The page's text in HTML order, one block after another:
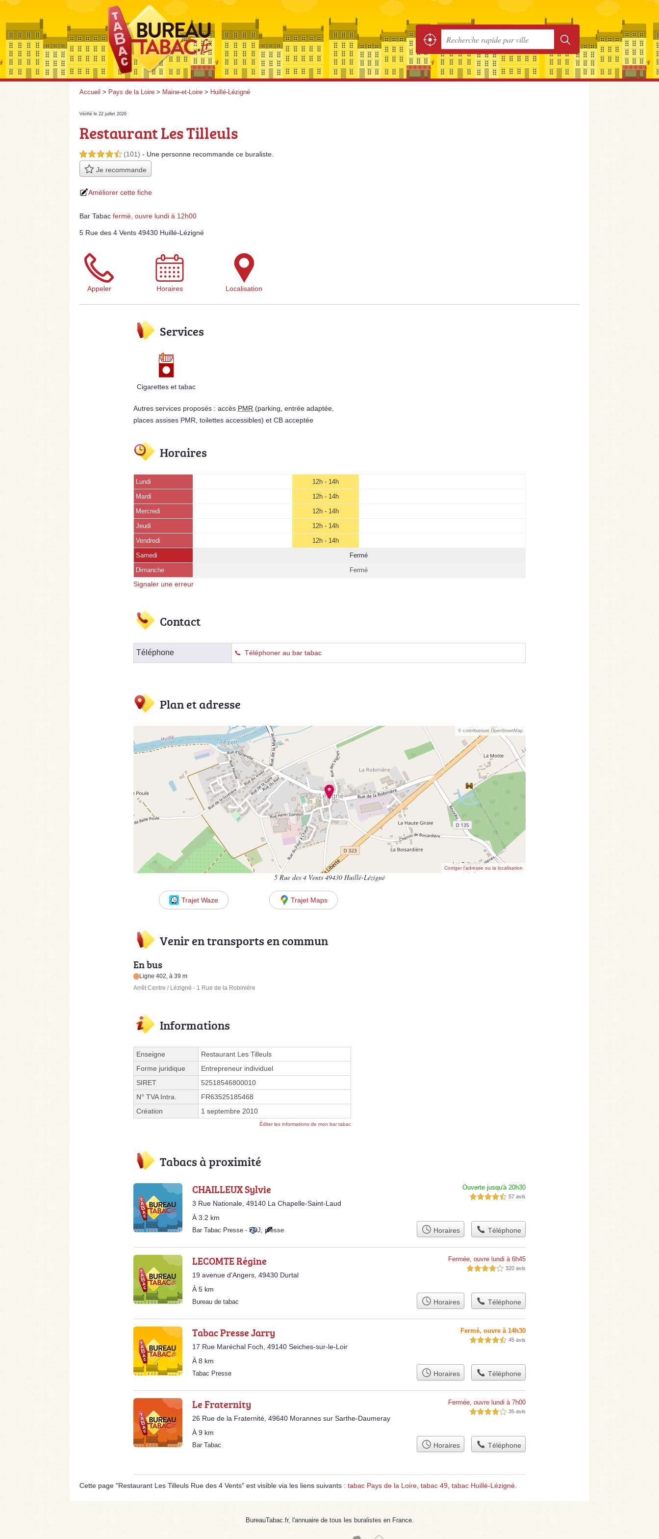
Accueil > Pays de la Loire > Maine-et-Loire > Huillé-Lézigné
Vérifié le 22 juillet 2026
Restaurant Les Tilleuls
4,5 étoiles sur 5 (101) - Une personne recommande ce buraliste.
Je recommande
Améliorer cette fiche
Bar Tabac fermé, ouvre lundi à 12h00
5 Rue des 4 Vents 49430 Huillé-Lézigné
Appeler Horaires Localisation
Services
Cigarettes et tabac
Autres services proposés : accès PMR (parking, entrée adaptée,
places assises PMR, toilettes accessibles) et CB acceptée
Horaires
Lundi 12h - 14h
Mardi 12h - 14h
Mercredi 12h - 14h
Jeudi 12h - 14h
Vendredi 12h - 14h
Samedi Fermé
Dimanche Fermé
Signaler une erreur
Contact
Téléphone Téléphoner au bar tabac
Plan et adresse
© contributeurs OpenStreetMap
Corriger l’adresse ou la localisation
5 Rue des 4 Vents 49430 Huillé-Lézigné
Trajet Waze Trajet Maps
Venir en transports en commun
En bus
Ligne 402, à 39 m
Arrêt Centre / Lézigné - 1 Rue de la Robinière
Informations
Enseigne
Restaurant Les Tilleuls
Forme juridique
Entrepreneur individuel
SIRET
52518546800010
N° TVA Intra.
FR63525185468
Création
1 septembre 2010
Éditer les informations de mon bar tabac
Tabacs à proximité
CHAILLEUX Sylvie
3 Rue Nationale, 49140 La Chapelle-Saint-Laud
À 3.2 km
Ouverte jusqu'à 20h30
4,5 étoiles sur 5 57 avis
Bar Tabac Presse - FDJ, presse Horaires Téléphone
LECOMTE Régine
19 avenue d'Angers, 49430 Durtal
À 5 km
Fermée, ouvre lundi à 6h45
4,0 étoiles sur 5 320 avis
Bureau de tabac Horaires Téléphone
Tabac Presse Jarry
17 Rue Maréchal Foch, 49140 Seiches-sur-le-Loir
À 8 km
Fermé, ouvre à 14h30
4,5 étoiles sur 5 45 avis
Tabac Presse Horaires Téléphone
Le Fraternity
26 Rue de la Fraternité, 49640 Morannes sur Sarthe-Daumeray
À 9 km
Fermée, ouvre lundi à 7h00
4,0 étoiles sur 5 35 avis
Bar Tabac Horaires Téléphone
Cette page "Restaurant Les Tilleuls Rue des 4 Vents" est visible via les liens suivants : tabac Pays de la Loire, tabac 49, tabac Huillé-Lézigné.
BureauTabac.fr, l'annuaire de tous les buralistes en France.